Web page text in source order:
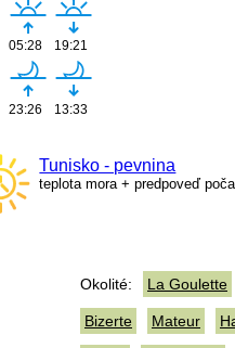
05:28 19:21
23:26 13:33
Tunisko - pevnina
teplota mora + predpoveď
Okolité: La Goulette
Bizerte Mateur